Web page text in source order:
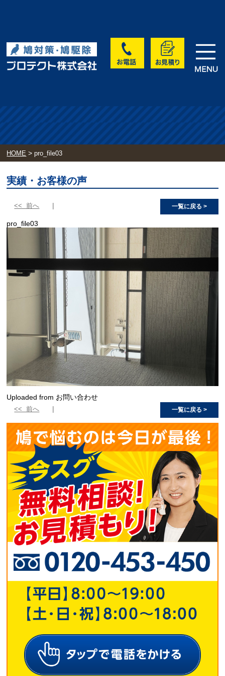
HOME >pro_file03
実績・お客様の声
<< 前へ 一覧に戻る >
pro_file03
Uploaded from お問い合わせ
<< 前へ 一覧に戻る >